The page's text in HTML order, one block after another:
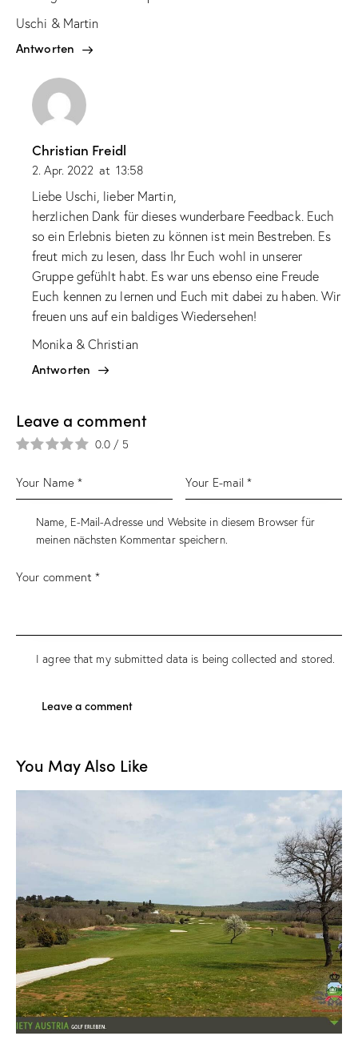
Uschi & Martin
Antworten
Christian Freidl
2. Apr. 2022 at 13:58
Liebe Uschi, lieber Martin,
herzlichen Dank für dieses wunderbare Feedback. Euch
so ein Erlebnis bieten zu können ist mein Bestreben. Es
freut mich zu lesen, dass Ihr Euch wohl in unserer
Gruppe gefühlt habt. Es war uns ebenso eine Freude
Euch kennen zu lernen und Euch mit dabei zu haben. Wir
freuen uns auf ein baldiges Wiedersehen!
Monika & Christian
Antworten
Leave a comment
0.0 / 5
Name, E-Mail-Adresse und Website in diesem Browser für
meinen nächsten Kommentar speichern.
I agree that my submitted data is being collected and stored.
You May Also Like